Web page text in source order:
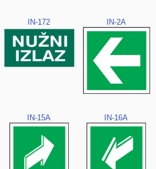
IN-172 IN-2A
IN-15A IN-16A